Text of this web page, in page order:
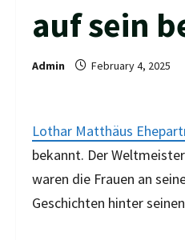
auf sein
Admin February 4, 2025
Lothar Matthäus
bekannt. Der
waren die Frauen an
Geschichten hinter